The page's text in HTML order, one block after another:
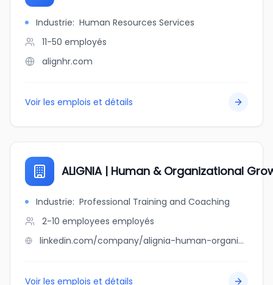
Industrie: Human Resources Services
11-50 employés
alignhr.com
Voir les emplois et détails
ALIGNIA | Human & Organizational
Industrie: Professional Training and Coaching
2-10 employees employés
linkedin.com/company/alignia-human-organizational-growth
Voir les emplois et détails